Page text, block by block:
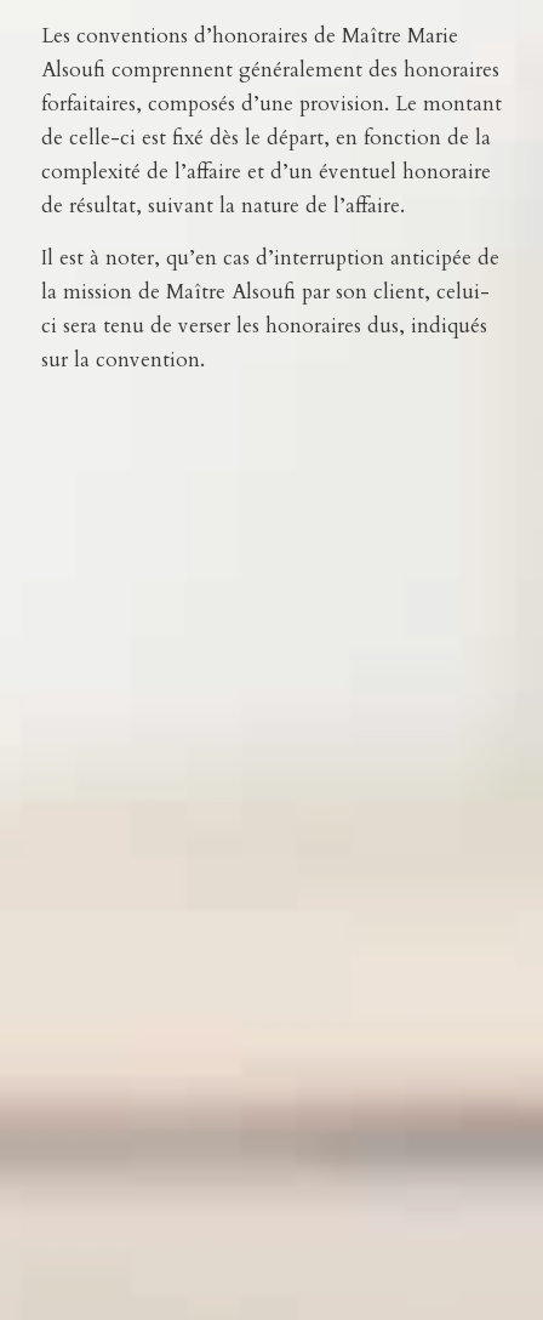
Les conventions d’honoraires de Maître Marie
Alsoufi comprennent généralement des honoraires
forfaitaires, composés d’une provision. Le montant
de celle-ci est fixé dès le départ, en fonction de la
complexité de l’affaire et d’un éventuel honoraire
de résultat, suivant la nature de l’affaire.
Il est à noter, qu’en cas d’interruption anticipée de
la mission de Maître Alsoufi par son client, celui-
ci sera tenu de verser les honoraires dus, indiqués
sur la convention.